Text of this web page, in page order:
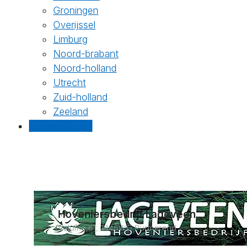
Groningen
Overijssel
Limburg
Noord-brabant
Noord-holland
Utrecht
Zuid-holland
Zeeland
Hoveniersbedrijf Lageveen
Volume 61, 1446WG Purmerend